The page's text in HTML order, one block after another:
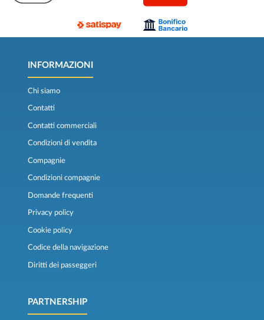
INFORMAZIONI
Chi siamo
Contatti
Contatti commerciali
Condizioni di vendita
Compagnie
Condizioni compagnie
Domande frequenti
Privacy policy
Cookie policy
Codice della navigazione
Diritti dei passeggeri
PARTNERSHIP